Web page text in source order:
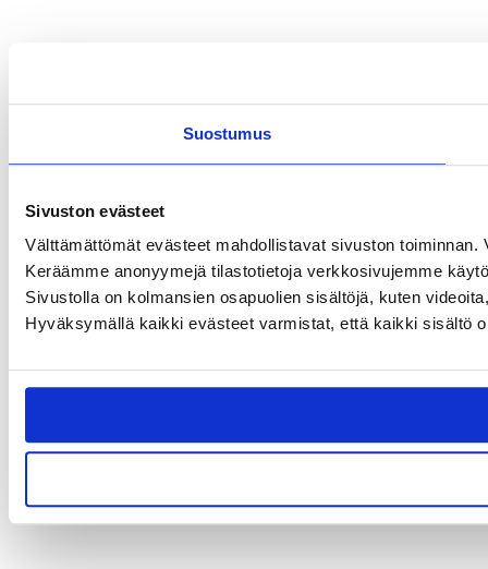
Suostumus
Sivuston evästeet
Välttämättömät evästeet mahdollistavat sivuston
Keräämme anonyymejä tilastotietoja verkkosivujemme
Sivustolla on kolmansien osapuolien sisältöjä, kuten
Hyväksymällä kaikki evästeet varmistat, että kaikki sisältö